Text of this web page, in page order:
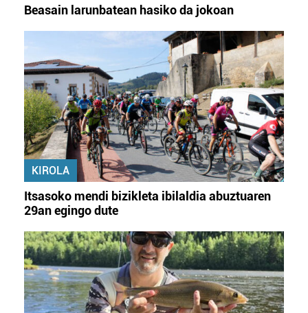
Beasain larunbatean hasiko da jokoan
KIROLA
Itsasoko mendi bizikleta ibilaldia abuztuaren
29an egingo dute